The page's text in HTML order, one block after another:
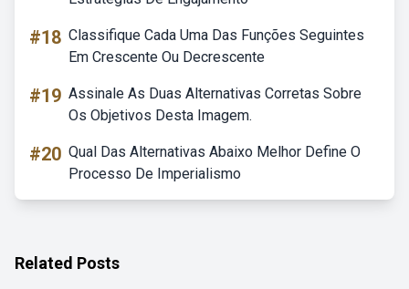
#18 Classifique Cada Uma Das Funções Seguintes
Em Crescente Ou Decrescente
#19 Assinale As Duas Alternativas Corretas Sobre
Os Objetivos Desta Imagem.
#20 Qual Das Alternativas Abaixo Melhor Define O
Processo De Imperialismo
Related Posts